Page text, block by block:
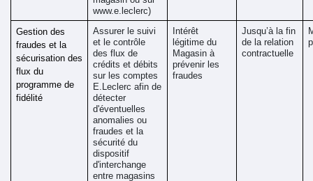
www.e.leclerc)
Gestion des
fraudes et la
sécurisation des
flux du
programme de
fidélité
Assurer le suivi
et le contrôle
des flux de
crédits et débits
sur les comptes
E.Leclerc afin de
détecter
d'éventuelles
anomalies ou
fraudes et la
sécurité du
dispositif
d'interchange
entre magasins
Intérêt
légitime du
Magasin à
prévenir les
fraudes
Jusqu’à la fin
de la relation
contractuelle